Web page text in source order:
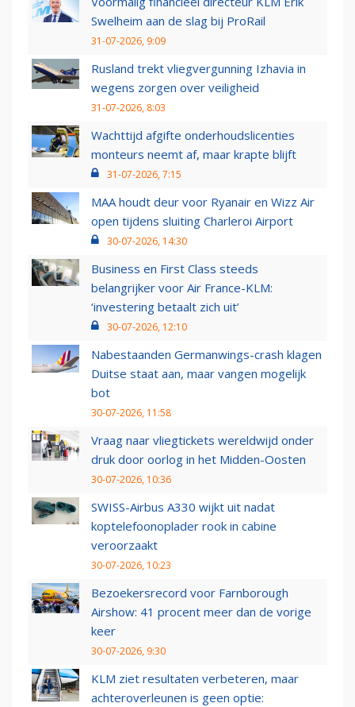
Swelheim aan de slag bij ProRail
31-07-2026, 9:09
Rusland trekt vliegvergunning Izhavia in
wegens zorgen over veiligheid
31-07-2026, 8:03
Wachttijd afgifte onderhoudslicenties
monteurs neemt af, maar krapte blijft
31-07-2026, 7:15
MAA houdt deur voor Ryanair en Wizz Air
open tijdens sluiting Charleroi Airport
30-07-2026, 14:30
Business en First Class steeds
belangrijker voor Air France-KLM:
‘investering betaalt zich uit’
30-07-2026, 12:10
Nabestaanden Germanwings-crash klagen
Duitse staat aan, maar vangen mogelijk
bot
30-07-2026, 11:58
Vraag naar vliegtickets wereldwijd onder
druk door oorlog in het Midden-Oosten
30-07-2026, 10:36
SWISS-Airbus A330 wijkt uit nadat
koptelefoonoplader rook in cabine
veroorzaakt
30-07-2026, 10:23
Bezoekersrecord voor Farnborough
Airshow: 41 procent meer dan de vorige
keer
30-07-2026, 9:30
KLM ziet resultaten verbeteren, maar
achteroverleunen is geen optie: